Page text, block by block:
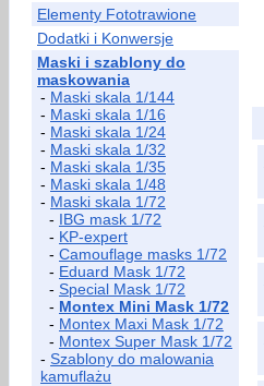
Elementy Fototrawione
Dodatki i Konwersje
Maski i szablony do
maskowania
- Maski skala 1/144
- Maski skala 1/16
- Maski skala 1/24
- Maski skala 1/32
- Maski skala 1/35
- Maski skala 1/48
- Maski skala 1/72
- IBG mask 1/72
- KP-expert
- Camouflage masks 1/72
- Eduard Mask 1/72
- Special Mask 1/72
- Montex Mini Mask 1/72
- Montex Maxi Mask 1/72
- Montex Super Mask 1/72
- Szablony do malowania
kamuflażu